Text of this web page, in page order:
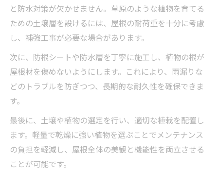
と防水対策が欠かせません。草原のような植物を育てる
ための土壌層を設けるには、屋根の耐荷重を十分に考慮
し、補強工事が必要な場合があります。
次に、防根シートや防水層を丁寧に施工し、植物の根が
屋根材を傷めないようにします。これにより、雨漏りな
どのトラブルを防ぎつつ、長期的な耐久性を確保できま
す。
最後に、土壌や植物の選定を行い、適切な植栽を配置し
ます。軽量で乾燥に強い植物を選ぶことでメンテナンス
の負担を軽減し、屋根全体の美観と機能性を両立させる
ことが可能です。